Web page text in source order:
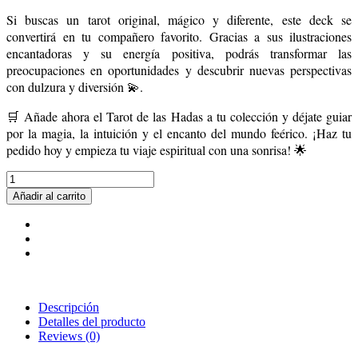
Si buscas un tarot original, mágico y diferente, este deck se
convertirá en tu compañero favorito. Gracias a sus ilustraciones
encantadoras y su energía positiva, podrás transformar las
preocupaciones en oportunidades y descubrir nuevas perspectivas
con dulzura y diversión 💫.
🛒 Añade ahora el Tarot de las Hadas a tu colección y déjate guiar
por la magia, la intuición y el encanto del mundo feérico. ¡Haz tu
pedido hoy y empieza tu viaje espiritual con una sonrisa! 🌟
Añadir al carrito
Descripción
Detalles del producto
Reviews (0)